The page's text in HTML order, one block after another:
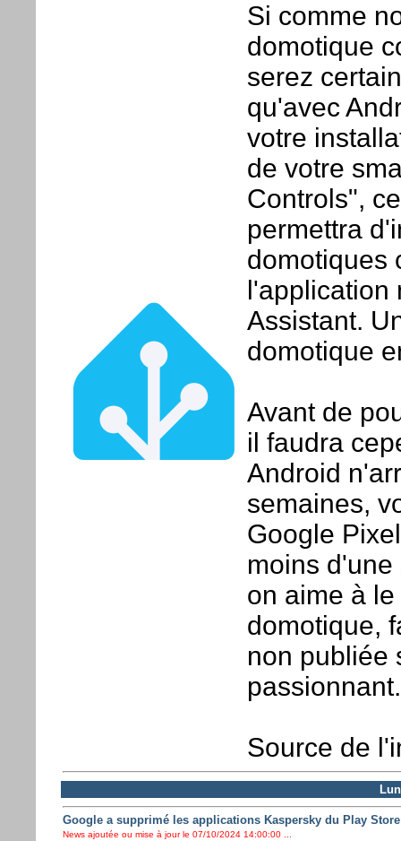
Si comme
domotique
serez
qu'avec
votre
de votre
Controls",
permettra
domotiques
Assistant.
domotique
Avant de
il faudra
Android
semaines,
Google
moins
on aime à
domotique,
non publiée
passionnant.
Source de
Google a supprimé les applications Kaspersky du Play
News ajoutée ou mise à jour le 07/10/2024 14:00:00 ...